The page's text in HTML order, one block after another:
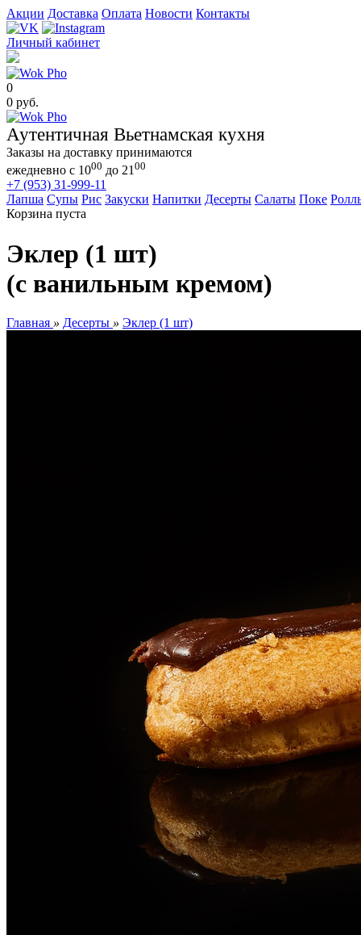
Акции Доставка Оплата Новости Контакты
Личный кабинет
0
0 руб.
Аутентичная Вьетнамская кухня
Заказы на доставку принимаются
ежедневно с 1000 до 21 00
+7 (953) 31-999-11
Лапша Супы Рис Закуски Напитки Десерты Салаты Поке
Корзина пуста
Эклер (1 шт)
(с ванильным кремом)
Главная » Десерты » Эклер (1 шт)